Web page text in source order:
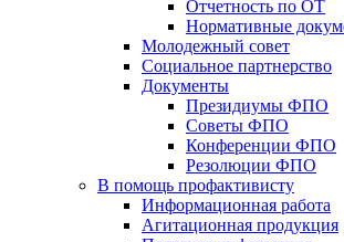
Отчетность по ОТ
Нормативные
Молодежный совет
Социальное партнерство
Документы
Президиумы ФПО
Советы ФПО
Конференции ФПО
Резолюции ФПО
В помощь профактивисту
Информационная работа
Агитационная продукция